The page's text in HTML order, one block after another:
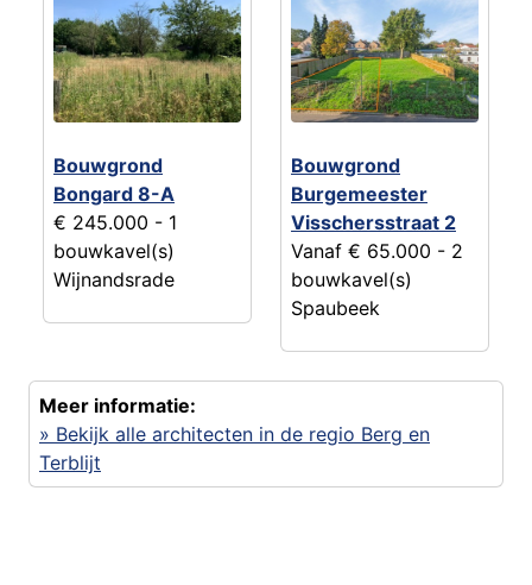
Bouwgrond
Bongard 8-A
€ 245.000 - 1
bouwkavel(s)
Wijnandsrade
Bouwgrond
Burgemeester
Visschersstraat 2
Vanaf € 65.000 - 2
bouwkavel(s)
Spaubeek
Meer informatie:
» Bekijk alle architecten in de regio Berg en
Terblijt